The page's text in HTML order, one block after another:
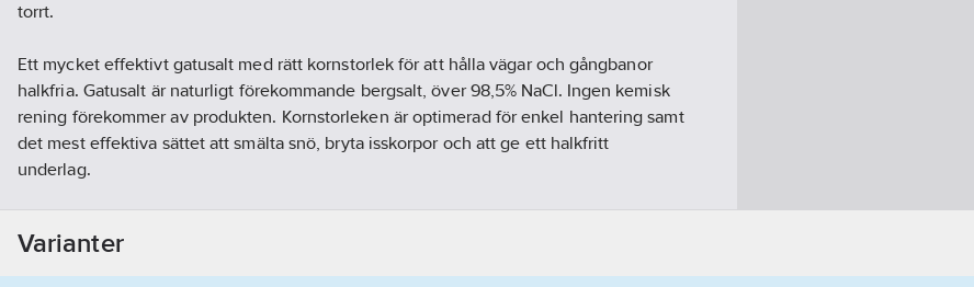
torrt.
Ett mycket effektivt gatusalt med rätt kornstorlek för att hålla vägar och gångbanor
halkfria. Gatusalt är naturligt förekommande bergsalt, över 98,5% NaCl. Ingen kemisk
rening förekommer av produkten. Kornstorleken är optimerad för enkel hantering samt
det mest effektiva sättet att smälta snö, bryta isskorpor och att ge ett halkfritt
underlag.
Ägarens artikelnr:
Materialklass G320
Varianter